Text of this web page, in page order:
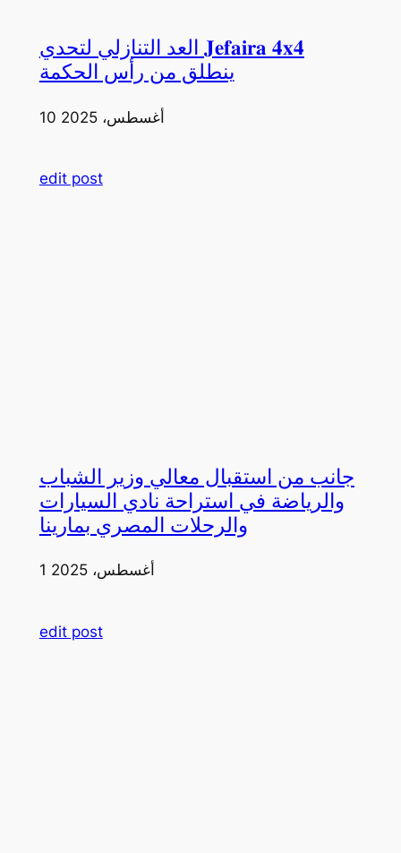
العد التنازلي لتحدي 𝐉𝐞𝐟𝐚𝐢𝐫𝐚 𝟒𝐱𝟒
ينطلق من رأس الحكمة
10 أغسطس، 2025
edit post
جانب من استقبال معالي وزير الشباب
والرياضة في استراحة نادي السيارات
والرحلات المصري بمارينا
1 أغسطس، 2025
edit post